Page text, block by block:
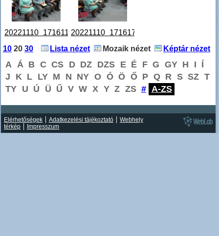
20221110_171611.jpg20221110_171617.jpg
10 20 30 Lista nézet Mozaik nézet Képtár nézet
A Á B C CS D DZ DZS E É F G GY H I Í
J
K L LY M N NY O Ó Ö Ő P Q R S SZ T
TY U Ú Ü Ű V W X Y Z ZS # A-ZS
Elérhetőségek Adatkezelési tájékoztató
Webhely
térkép
Impresszum